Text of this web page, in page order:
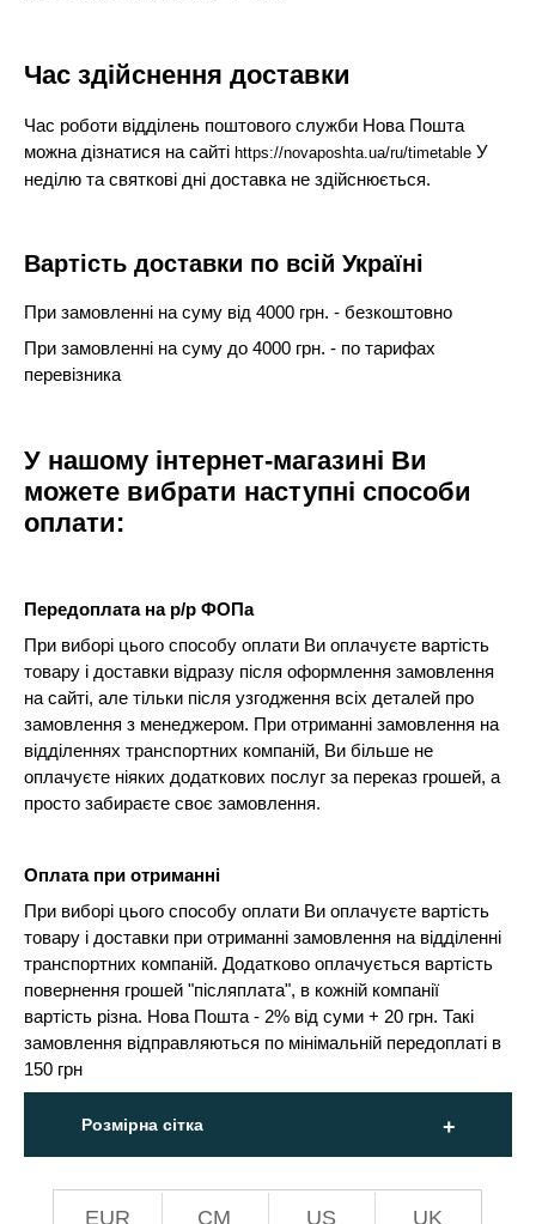
Час здійснення доставки
Час роботи відділень поштового служби Нова Пошта
можна дізнатися на сайтіhttps://novaposhta.ua/ru/timetable У
неділю та святкові дні доставка не здійснюється.
Вартість доставки по всій Україні
При замовленні на суму від 4000 грн. - безкоштовно
При замовленні на суму до 4000 грн. - по тарифах
перевізника
У нашому інтернет-магазині Ви
можете вибрати наступні способи
оплати:
Передоплата на р/р ФОПа
При виборі цього способу оплати Ви оплачуєте вартість
товару і доставки відразу після оформлення замовлення
на сайті, але тільки після узгодження всіх деталей про
замовлення з менеджером. При отриманні замовлення на
відділеннях транспортних компаній, Ви більше не
оплачуєте ніяких додаткових послуг за переказ грошей, а
просто забираєте своє замовлення.
Оплата при отриманні
При виборі цього способу оплати Ви оплачуєте вартість
товару і доставки при отриманні замовлення на відділенні
транспортних компаній. Додатково оплачується вартість
повернення грошей "післяплата", в кожній компанії
вартість різна. Нова Пошта - 2% від суми + 20 грн. Такі
замовлення відправляються по мінімальній передоплаті в
150 грн
Розмірна сітка
EUR СМ US UK